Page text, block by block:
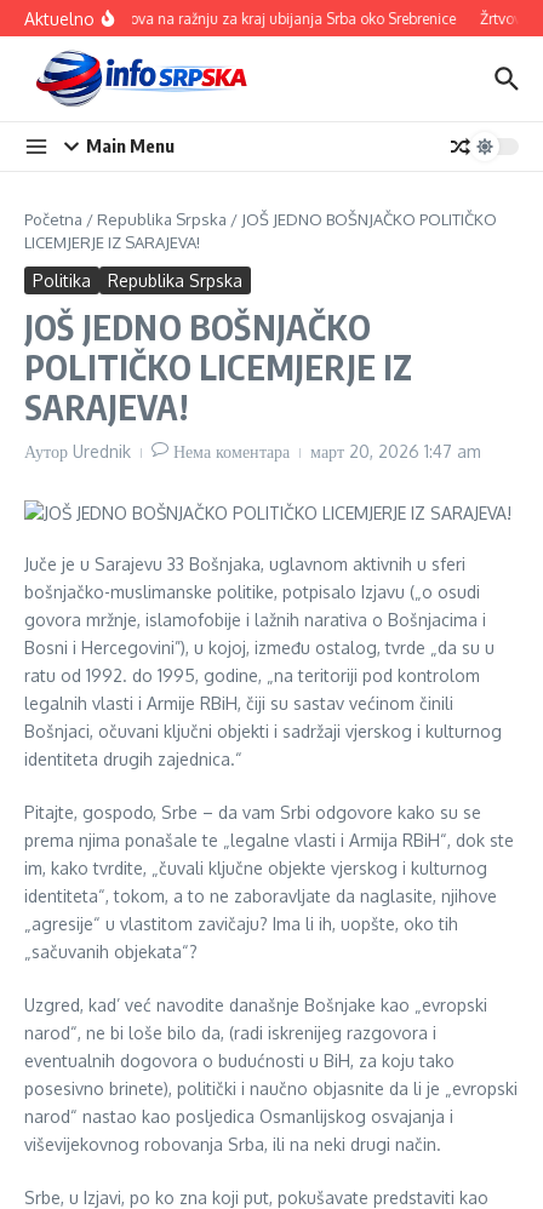
Прескочи на
Aktuelno100 ovnova na ražnju za kraj ubijanja Srba oko Srebrenice Žrtvovali
Main Menu
Početna / Republika Srpska / JOŠ JEDNO BOŠNJAČKO POLITIČKO
LICEMJERJE IZ SARAJEVA!
Politika Republika Srpska
JOŠ JEDNO BOŠNJAČKO
POLITIČKO LICEMJERJE IZ
SARAJEVA!
Аутор Urednik Нема коментара март 20, 2026 1:47 am
Juče je u Sarajevu 33 Bošnjaka, uglavnom aktivnih u sferi
bošnjačko-muslimanske politike, potpisalo Izjavu („o osudi
govora mržnje, islamofobije i lažnih narativa o Bošnjacima i
Bosni i Hercegovini”), u kojoj, između ostalog, tvrde „da su u
ratu od 1992. do 1995, godine, „na teritoriji pod kontrolom
legalnih vlasti i Armije RBiH, čiji su sastav većinom činili
Bošnjaci, očuvani ključni objekti i sadržaji vjerskog i kulturnog
identiteta drugih zajednica.“
Pitajte, gospodo, Srbe – da vam Srbi odgovore kako su se
prema njima ponašale te „legalne vlasti i Armija RBiH“, dok ste
im, kako tvrdite, „čuvali ključne objekte vjerskog i kulturnog
identiteta“, tokom, a to ne zaboravljate da naglasite, njihove
„agresije“ u vlastitom zavičaju? Ima li ih, uopšte, oko tih
„sačuvanih objekata“?
Uzgred, kad’ već navodite današnje Bošnjake kao „evropski
narod“, ne bi loše bilo da, (radi iskrenijeg razgovora i
eventualnih dogovora o budućnosti u BiH, za koju tako
posesivno brinete), politički i naučno objasnite da li je „evropski
narod“ nastao kao posljedica Osmanlijskog osvajanja i
viševijekovnog robovanja Srba, ili na neki drugi način.
Srbe, u Izjavi, po ko zna koji put, pokušavate predstaviti kao